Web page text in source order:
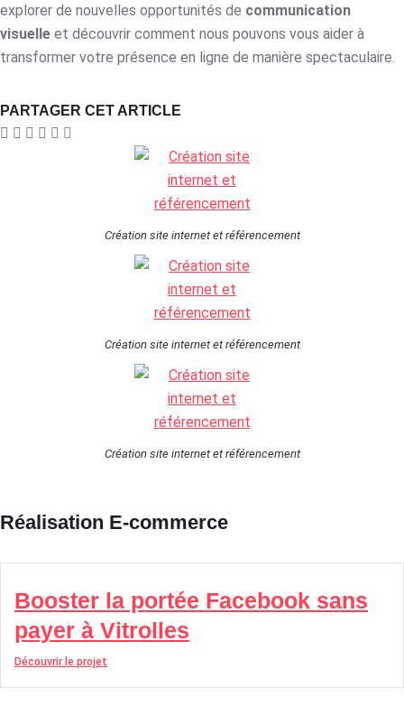
explorer de nouvelles opportunités de communication
visuelle et découvrir comment nous pouvons vous aider à
transformer votre présence en ligne de manière spectaculaire.
PARTAGER CET ARTICLE
Création site internet et référencement
Création site internet et référencement
Création site internet et référencement
Réalisation E-commerce
Booster la portée Facebook sans
payer à Vitrolles
Découvrir le projet